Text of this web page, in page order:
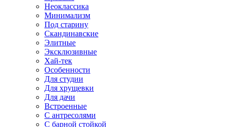
Неоклассика
Минимализм
Под старину
Скандинавские
Элитные
Эксклюзивные
Хай-тек
Особенности
Для студии
Для хрущевки
Для дачи
Встроенные
С антресолями
С барной стойкой